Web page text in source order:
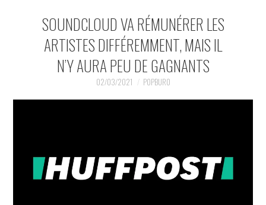
MUSIQUESACTUELLES.NET
GABBA GABBA HEY !
DOKO
SOUNDCLOUD VA RÉMUNÉRER LES
ARTISTES DIFFÉREMMENT, MAIS IL
N’Y AURA PEU DE GAGNANTS
02/03/2021 POPBURO